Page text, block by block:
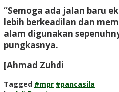
“Semoga ada jalan baru
lebih berkeadilan dan
alam digunakan
pungkasnya.
[Ahmad Zuhdi
Tagged #mpr #pancasila